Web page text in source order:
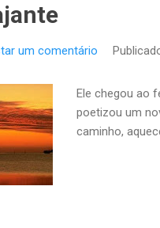
um comentário
Ele chegou ao
poetizou um
caminho,